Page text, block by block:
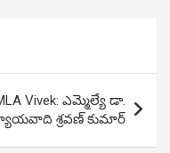
Vivek: ఎమ్మెల్యే డా.
శ్రవణ్‌ కుమార్‌